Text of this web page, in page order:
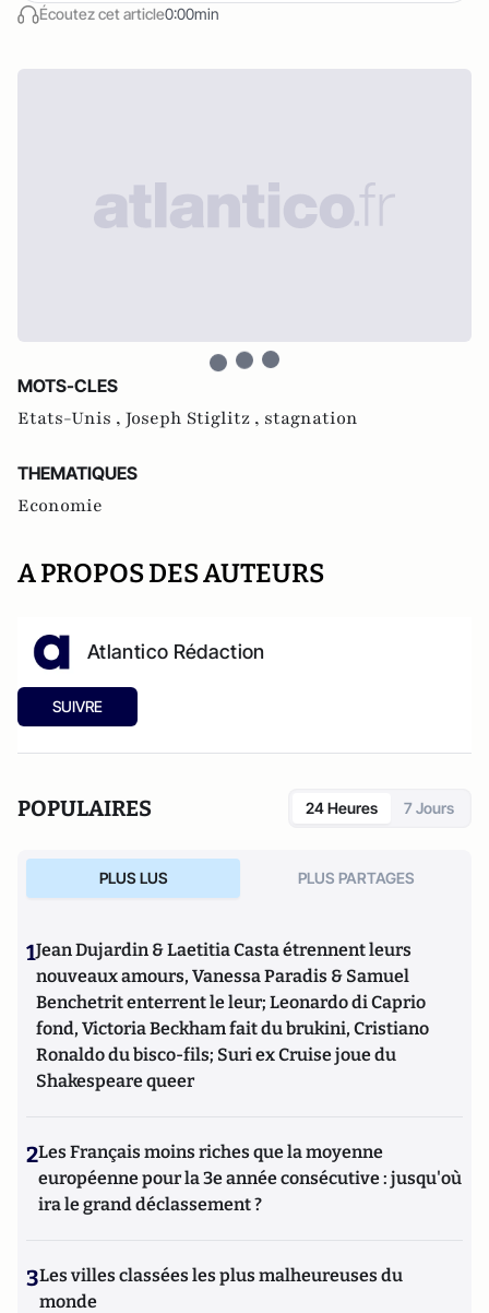
Écoutez cet article0:00min
MOTS-CLES
Etats-Unis , Joseph Stiglitz , stagnation
THEMATIQUES
Economie
A PROPOS DES AUTEURS
Atlantico Rédaction
SUIVRE
POPULAIRES 24 Heures 7 Jours
PLUS LUS PLUS PARTAGES
1Jean Dujardin & Laetitia Casta étrennent leurs
nouveaux amours, Vanessa Paradis & Samuel
Benchetrit enterrent le leur; Leonardo di Caprio
fond, Victoria Beckham fait du brukini, Cristiano
Ronaldo du bisco-fils; Suri ex Cruise joue du
Shakespeare queer
2Les Français moins riches que la moyenne
européenne pour la 3e année consécutive : jusqu'où
ira le grand déclassement ?
3Les villes classées les plus malheureuses du
monde